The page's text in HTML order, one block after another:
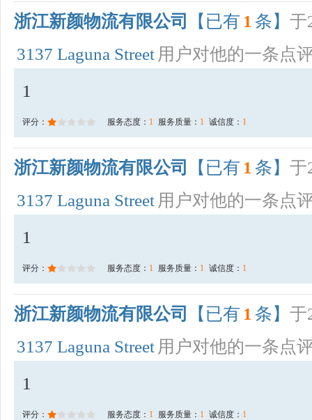
浙江新颜物流有限公司 【已有 1 条】 于
3137 Laguna Street 用户对他的一条点
1
评分： 服务态度： 1 服务质量： 1 诚信度： 1
浙江新颜物流有限公司 【已有 1 条】 于
3137 Laguna Street 用户对他的一条点
1
评分： 服务态度： 1 服务质量： 1 诚信度： 1
浙江新颜物流有限公司 【已有 1 条】 于
3137 Laguna Street 用户对他的一条点
1
评分： 服务态度： 1 服务质量： 1 诚信度： 1